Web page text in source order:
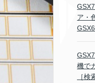
ア・
機で
［